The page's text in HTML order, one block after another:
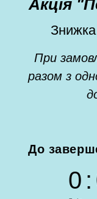
Акція
Знижка
При
разом з
До
0 :